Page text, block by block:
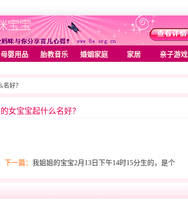
母婴用品 胎教音乐 婚姻家庭 家居 亲子游戏
好？
女宝宝起什么名好？
下一篇： 我姐姐的宝宝2月13日下午14时15分生的，是个